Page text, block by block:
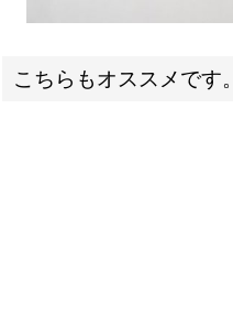
こちらもオススメです。